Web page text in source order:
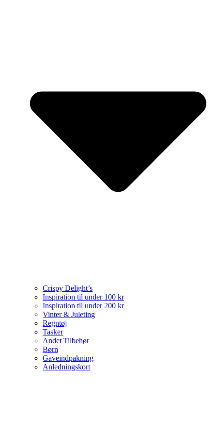
Crispy Delight’s
Inspiration til under 100 kr
Inspiration til under 200 kr
Vinter & Juleting
Regntøj
Tasker
Andet Tilbehør
Børn
Gaveindpakning
Anledningskort